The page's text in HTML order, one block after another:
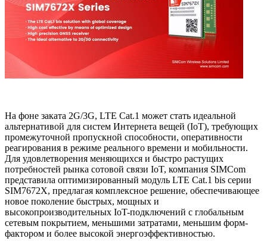
На фоне заката 2G/3G, LTE Cat.1 может стать идеальной
альтернативой для систем Интернета вещей (IoT), требующих
промежуточной пропускной способности, оперативности
реагирования в режиме реального времени и мобильности.
Для удовлетворения меняющихся и быстро растущих
потребностей рынка сотовой связи IoT, компания SIMCom
представила оптимизированный модуль LTE Cat.1 bis серии
SIM7672X, предлагая комплексное решение, обеспечивающее
новое поколение быстрых, мощных и
высокопроизводительных IoT-подключений с глобальным
сетевым покрытием, меньшими затратами, меньшим форм-
фактором и более высокой энергоэффективностью.